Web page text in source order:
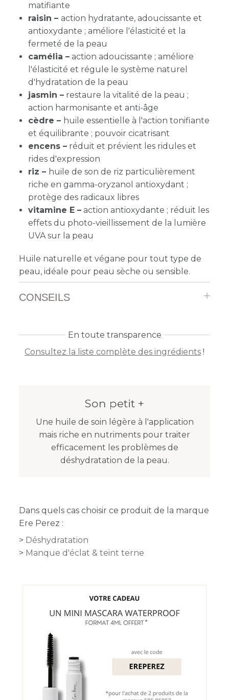
matifiante
raisin – action hydratante, adoucissante et
antioxydante ; améliore l'élasticité et la
fermeté de la peau
camélia – action adoucissante ; améliore
l'élasticité et régule le système naturel
d'hydratation de la peau
jasmin – restaure la vitalité de la peau ;
action harmonisante et anti-âge
cèdre – huile essentielle à l'action tonifiante
et équilibrante ; pouvoir cicatrisant
encens – réduit et prévient les ridules et
rides d'expression
riz – huile de son de riz particulièrement
riche en gamma-oryzanol antioxydant ;
protège des radicaux libres
vitamine E – action antioxydante ; réduit les
effets du photo-vieillissement de la lumière
UVA sur la peau
Huile naturelle et végane pour tout type de
peau, idéale pour peau sèche ou sensible.
CONSEILS
En toute transparence
Consultez la liste complète des ingrédients !
Son petit +
Une huile de soin légère à l'application
mais riche en nutriments pour traiter
efficacement les problèmes de
déshydratation de la peau.
Dans quels cas choisir ce produit de la marque
Ere Perez :
Déshydratation
Manque d'éclat & teint terne